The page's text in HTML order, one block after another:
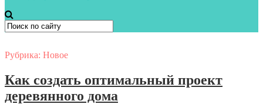
Рубрика: Новое
Как создать оптимальный проект
деревянного дома